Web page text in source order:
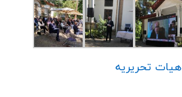
هیات تحریریه